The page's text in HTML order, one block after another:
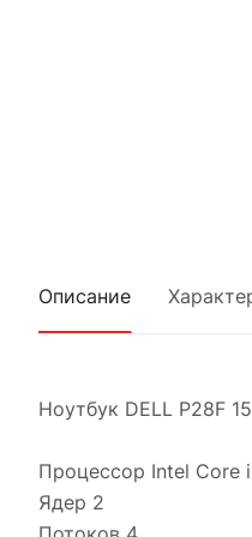
Описание
Ноутбук DELL P28F
Процессоp Intel Core
Ядер 2